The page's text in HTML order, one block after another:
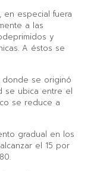
en especial fuera
a las
y
A éstos se
donde se originó
se ubica entre el
se reduce a
gradual en los
el 15 por